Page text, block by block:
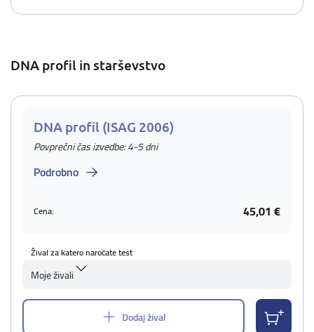
DNA profil in starševstvo
DNA profil (ISAG 2006)
Povprečni čas izvedbe: 4-5 dni
Podrobno
Cena: 45,01 €
Žival za katero naročate test
Moje živali
Dodaj žival